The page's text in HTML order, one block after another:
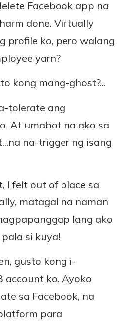
Facebook app na
done. Virtually
profile ko, pero walang
yarn?
kong mang-ghost?...
tolerate ang
At umabot na ako sa
na-trigger ng isang
I felt out of place sa
matagal na naman
lang ako
si kuya!
gusto kong i-
account ko. Ayoko
sa Facebook, na
para